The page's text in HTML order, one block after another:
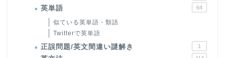
英単語 64
似ている英単語・類語
Twitterで英単語
正誤問題/英文間違い謎解き 1